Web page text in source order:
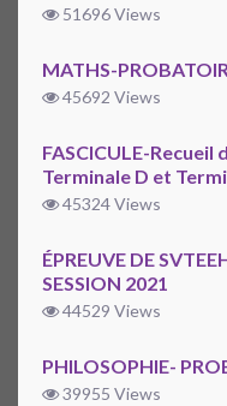
51696 Views
MATHS-
45692 Views
FASCICULE-Recueil
Terminale D et
45324 Views
ÉPREUVE DE
SESSION 2021
44529 Views
PHILOSOPHIE-
39955 Views